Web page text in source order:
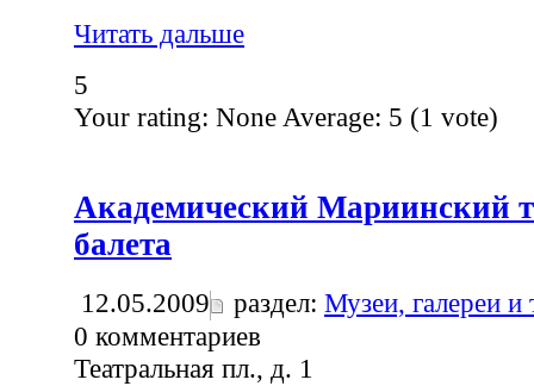
Читать дальше
5
Your rating: NoneAverage: 5 (1 vote)
Академический Мариинский
балета
12.05.2009 раздел: Музеи, галереи и
0 комментариев
Театральная пл., д. 1